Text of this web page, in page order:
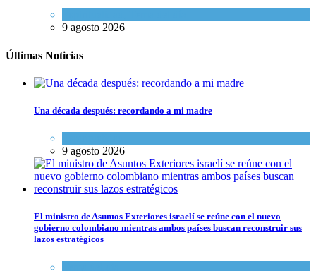
9 agosto 2026
Últimas Noticias
Una década después: recordando a mi madre
9 agosto 2026
El ministro de Asuntos Exteriores israelí se reúne con el nuevo
gobierno colombiano mientras ambos países buscan reconstruir sus
lazos estratégicos